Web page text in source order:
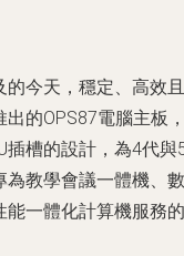
的今天，穩定、高效且
的OPS87電腦主板
插槽的設計，為4代與
為教學會議一體機、數
能一體化計算機服務的